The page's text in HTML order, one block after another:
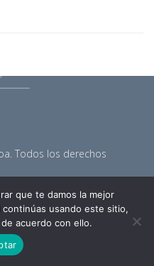
Todos los derechos
que te damos la mejor
usando este sitio,
acuerdo con ello.